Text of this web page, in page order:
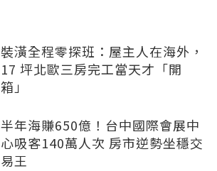
裝潢全程零探班：屋主人在海外，
17 坪北歐三房完工當天才「開
箱」
半年海賺650億！台中國際會展中
心吸客140萬人次 房市逆勢坐穩交
易王